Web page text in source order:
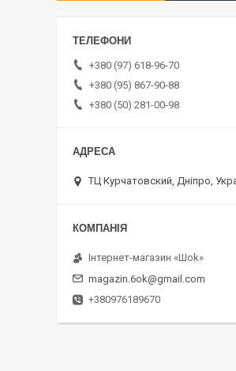
+380 (97) 618-96-70
+380 (95) 867-90-88
+380 (50) 281-00-98
ТЦ Курчатовский, Дніпро,
Інтернет-магазин «Шоk»
magazin.6ok@gmail.com
+380976189670